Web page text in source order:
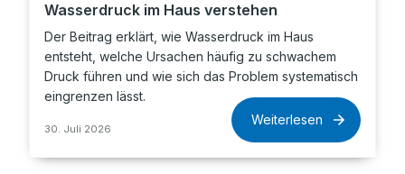
Wasserdruck im Haus verstehen
Der Beitrag erklärt, wie Wasserdruck im Haus
entsteht, welche Ursachen häufig zu schwachem
Druck führen und wie sich das Problem systematisch
eingrenzen lässt.
30. Juli 2026
Weiterlesen